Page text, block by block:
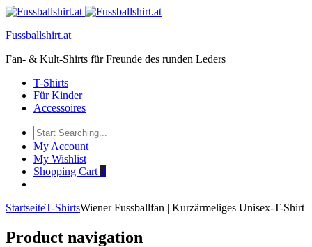
Fussballshirt.at
Fan- & Kult-Shirts für Freunde des runden Leders
T-Shirts
Für Kinder
Accessoires
My Account
My Wishlist
Shopping Cart 0
StartseiteT-ShirtsWiener Fussballfan | Kurzärmeliges Unisex-T-Shirt
Product navigation